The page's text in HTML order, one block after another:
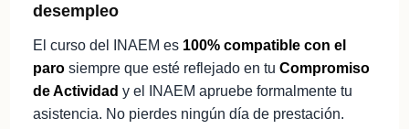
desempleo
El curso del INAEM es 100% compatible con el
parosiempre que esté reflejado en tu Compromiso
de Actividad y el INAEM apruebe formalmente tu
asistencia. No pierdes ningún día de prestación.